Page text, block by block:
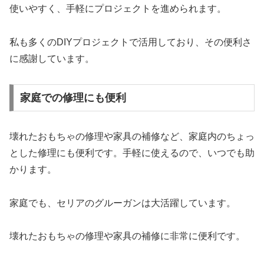
使いやすく、手軽にプロジェクトを進められます。
私も多くのDIYプロジェクトで活用しており、その便利さ
に感謝しています。
家庭での修理にも便利
壊れたおもちゃの修理や家具の補修など、家庭内のちょっ
とした修理にも便利です。手軽に使えるので、いつでも助
かります。
家庭でも、セリアのグルーガンは大活躍しています。
壊れたおもちゃの修理や家具の補修に非常に便利です。